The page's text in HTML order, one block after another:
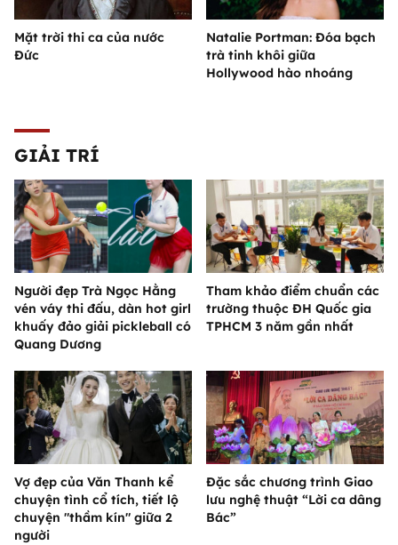
Mặt trời thi ca của nước
Đức
Natalie Portman: Đóa bạch
trà tinh khôi giữa
Hollywood hào nhoáng
GIẢI TRÍ
Người đẹp Trà Ngọc Hằng
vén váy thi đấu, dàn hot girl
khuấy đảo giải pickleball có
Quang Dương
Tham khảo điểm chuẩn các
trường thuộc ĐH Quốc gia
TPHCM 3 năm gần nhất
Vợ đẹp của Văn Thanh kể
chuyện tình cổ tích, tiết lộ
chuyện "thầm kín" giữa 2
người
Đặc sắc chương trình Giao
lưu nghệ thuật “Lời ca dâng
Bác”